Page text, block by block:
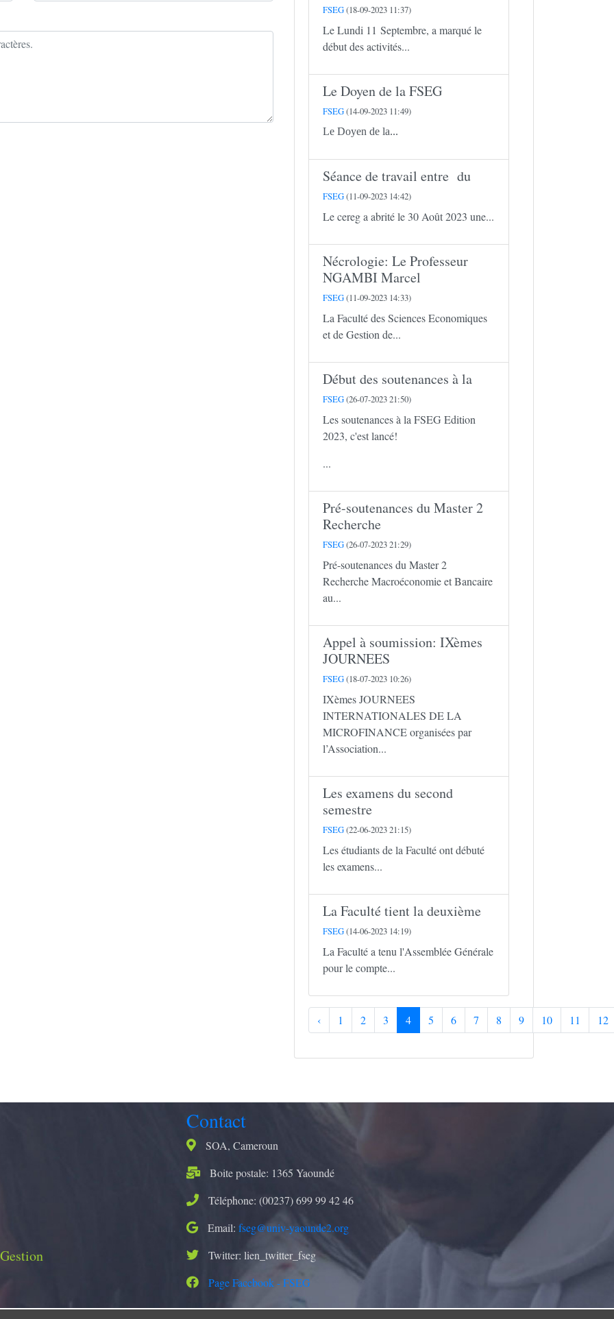
FSEG(18-09-2023 11:37)
Le Lundi 11 Septembre, a marqué le
début des activités...
Le Doyen de la FSEG
FSEG(14-09-2023 11:49)
Le Doyen de la...
Séance de travail entre du
FSEG(11-09-2023 14:42)
Le cereg a abrité le 30 Août 2023 une...
Nécrologie: Le Professeur
NGAMBI Marcel
FSEG(11-09-2023 14:33)
La Faculté des Sciences Economiques
et de Gestion de...
Début des soutenances à la
FSEG(26-07-2023 21:50)
Les soutenances à la FSEG Edition
2023, c'est lancé!
...
Pré-soutenances du Master 2
Recherche
FSEG(26-07-2023 21:29)
Pré-soutenances du Master 2
Recherche Macroéconomie et Bancaire
au...
Appel à soumission: IXèmes
JOURNEES
FSEG(18-07-2023 10:26)
IXèmes JOURNEES
INTERNATIONALES DE LA
MICROFINANCE organisées par
l’Association...
Les examens du second
semestre
FSEG(22-06-2023 21:15)
Les étudiants de la Faculté ont débuté
les examens...
La Faculté tient la deuxième
FSEG(14-06-2023 14:19)
La Faculté a tenu l'Assemblée Générale
pour le compte...
‹ 1 2 3 4 5 6 7 8 9 10 11 12
Contact
SOA, Cameroun
Boite postale: 1365 Yaoundé
Téléphone: (00237) 699 99 42 46
Email: fseg@univ-yaounde2.org
Twitter: lien_twitter_fseg
Page Facebook - FSEG